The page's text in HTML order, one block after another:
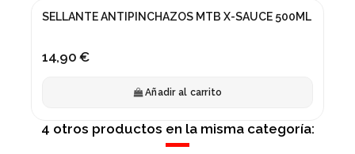
SELLANTE ANTIPINCHAZOS MTB X-SAUCE 500ML
14,90 €
Añadir al carrito
4 otros productos en la misma categoría: